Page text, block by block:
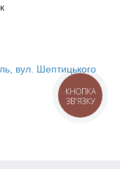
вул. Шептицького
КНОПКА
ЗВ'ЯЗКУ